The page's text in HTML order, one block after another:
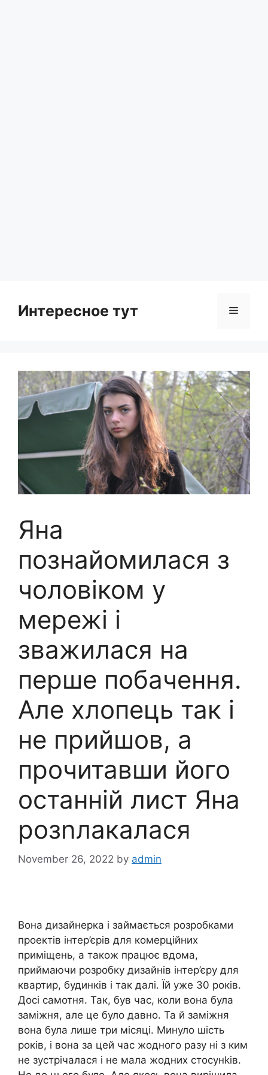
Интересное тут Menu
Яна
познайомилася з
чоловіком у
мережі і
зважилася на
перше побачення.
Але хлопець так і
не прийшов, а
прочитавши його
останній лист Яна
розnлакалася
November 26, 2022 by admin
Вона дизайнерка і займається розробками
проектів інтер’єрів для комерційних
приміщень, а також працює вдома,
приймаючи розробку дизайнів інтер’єру для
квартир, будинків і так далі. Їй уже 30 років.
Досі самотня. Так, був час, коли вона була
заміжня, але це було давно. Та й заміжня
вона була лише три місяці. Минуло шість
років, і вона за цей час жодного разу ні з ким
не зустрічалася і не мала жодних стосунkів.